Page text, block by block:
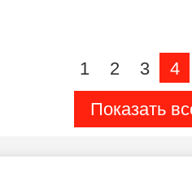
1 2 3 4
Показать